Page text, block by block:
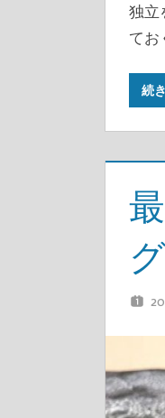
独立
てお
続
グ